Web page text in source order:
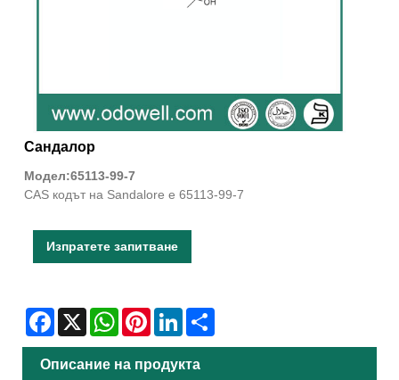
Сандалор
Модел:65113-99-7
CAS кодът на Sandalore е 65113-99-7
Изпратете запитване
Facebook
X WhatsAppPinterestLinkedIn
Описание на продукта